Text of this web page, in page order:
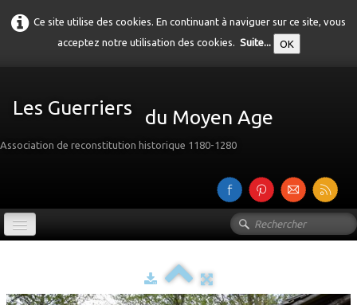
Ce site utilise des cookies. En continuant à naviguer sur ce site, vous
acceptez notre utilisation des cookies. Suite... OK
Les Guerriers du Moyen Age
Association de reconstitution historique 1180-1280